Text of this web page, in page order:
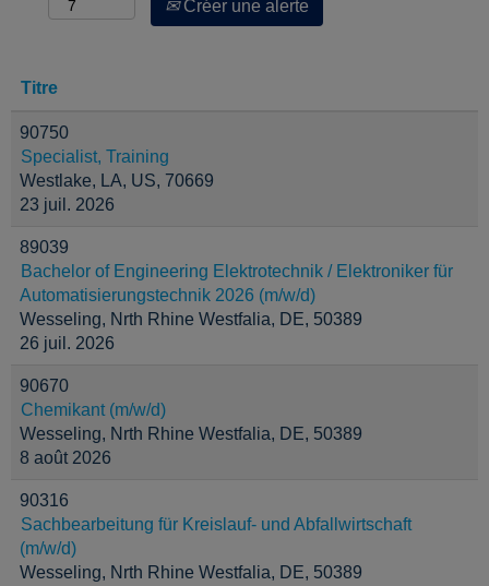
Créer une alerte
Titre
90750
Specialist, Training
Westlake, LA, US, 70669
23 juil. 2026
89039
Bachelor of Engineering Elektrotechnik / Elektroniker für
Automatisierungstechnik 2026 (m/w/d)
Wesseling, Nrth Rhine Westfalia, DE, 50389
26 juil. 2026
90670
Chemikant (m/w/d)
Wesseling, Nrth Rhine Westfalia, DE, 50389
8 août 2026
90316
Sachbearbeitung für Kreislauf- und Abfallwirtschaft
(m/w/d)
Wesseling, Nrth Rhine Westfalia, DE, 50389